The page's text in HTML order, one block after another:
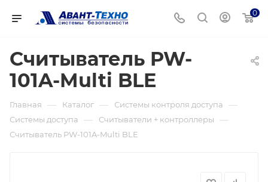
0
Считыватель PW-
101A-Multi BLE
Главная — Каталог — Системы контроля доступа —
Системы доступа — Считыватели + контроллеры —
Считыватель PW-101A-Multi BLE